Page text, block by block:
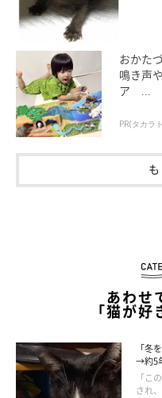
こうして飼い主さんと一緒
ん。飼い主さん曰く「片手
ていた」とのことですが、
しょうか？
おかた
鳴き声
ア ...
PR(タカラ
あわせ
「猫が
「冬
→約5
「こ
され